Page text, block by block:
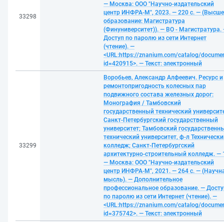
33298
— Москва: ООО "Научно-издательский
центр ИНФРА-М", 2023. — 220 с. —
образование: Магистратура
(Финуниверситет)). — ВО - Магистратура.
Доступ по паролю из сети Интернет
(чтение). —
<URL:https://znanium.com/catalog/
id=420915>. — Текст: электронный
33299
Воробьев, Александр Алфеевич. Ресурс и
ремонтопригодность колесных пар
подвижного состава железных дорог:
Монография / Тамбовский
государственный технический
Санкт-Петербургский государственный
университет; Тамбовский
технический университет, ф-л
колледж; Санкт-Петербургский
архитектурно-строительный колледж. —
— Москва: ООО "Научно-издательский
центр ИНФРА-М", 2021. — 264 с. —
мысль). — Дополнительное
профессиональное образование. —
по паролю из сети Интернет (чтение). —
<URL:https://znanium.com/catalog/
id=375742>. — Текст: электронный